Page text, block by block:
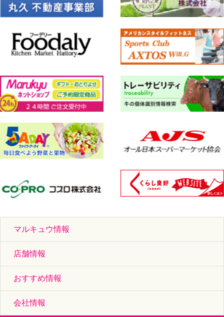
マルキュウ情報
店舗情報
おすすめ情報
会社情報